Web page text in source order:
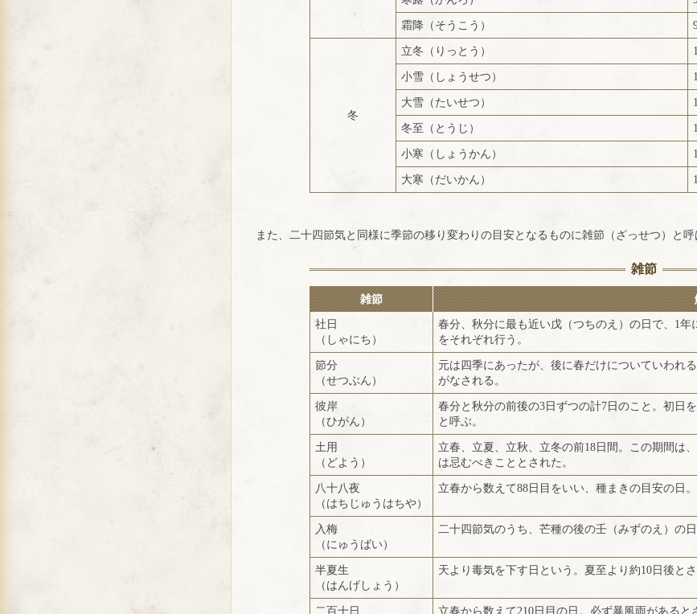
霜降（そうこう）
冬
立冬（りっとう）
小雪（しょうせつ）
大雪（たいせつ）
冬至（とうじ）
小寒（しょうかん）
大寒（だいかん）
また、二十四節気と同様に季節の移り変わりの目安となるものに雑節（ざっせつ）と
雑節
雑節
社日
（しゃにち）
春分、秋分に最も近い戊（つちのえ）の日で、1
をそれぞれ行う。
節分
（せつぶん）
元は四季にあったが、後に春だけについていわれ
がなされる。
彼岸
（ひがん）
春分と秋分の前後の3日ずつの計7日のこと。初日
と呼ぶ。
土用
（どよう）
立春、立夏、立秋、立冬の前18日間。この期間は
は忌むべきこととされた。
八十八夜
（はちじゅうはちや）
立春から数えて88日目をいい、種まきの目安の日。
入梅
（にゅうばい）
二十四節気のうち、芒種の後の壬（みずのえ）の
半夏生
（はんげしょう）
天より毒気を下す日という。夏至より約10日後とさ
二百十日 立春から数えて210日目の日。必ず暴風雨があると